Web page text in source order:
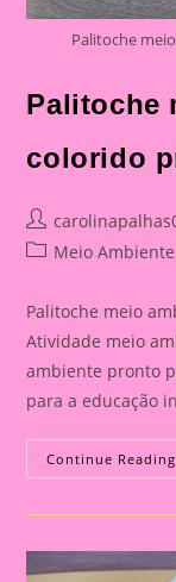
Palitoche
Palitoche
colorido
Post
author:
PostMeio Ambiente
Palitoche meio
Atividade meio
ambiente pronto
para a educação
Continue Reading